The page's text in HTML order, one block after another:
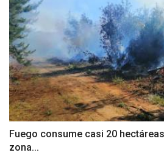
Fuego consume casi 20
zona...